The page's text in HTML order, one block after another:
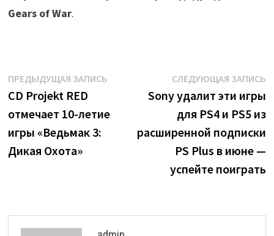
Gears of War.
Навигация
по
записям
ПРЕДЫДУЩАЯ ЗАПИСЬПредыдущая
CD Projekt RED
отмечает 10-летие
игры «Ведьмак 3:
Дикая Охота»
СЛЕДУЮЩАЯ ЗАПИСЬ
Sony удалит эти игры
для PS4 и PS5 из
расширенной подписки
PS Plus в июне —
успейте поиграть